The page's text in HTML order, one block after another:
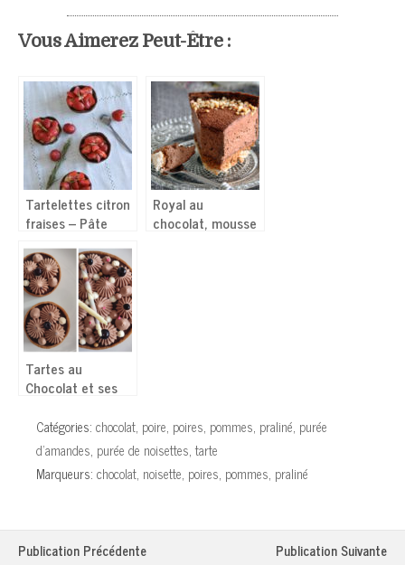
Vous Aimerez Peut-Être :
Tartelettes citron
fraises – Pâte
figues et amandes
Royal au
chocolat, mousse
Tartes au
Chocolat et ses
ganaches
(classique ou
Myrtille Cassis)
Catégories: chocolat, poire, poires, pommes, praliné, purée
d'amandes, purée de noisettes,tarte
Marqueurs: chocolat, noisette, poires, pommes, praliné
Publication Précédente
Publication Suivante